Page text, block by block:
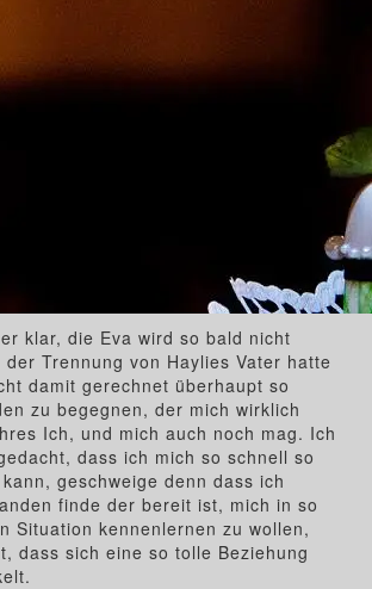
klar, die Eva wird so bald nicht
Trennung von Haylies Vater hatte
damit gerechnet überhaupt so
zu begegnen, der mich wirklich
Ich, und mich auch noch mag. Ich
dass ich mich so schnell so
geschweige denn dass ich
finde der bereit ist, mich in so
Situation kennenlernen zu wollen,
dass sich eine so tolle Beziehung